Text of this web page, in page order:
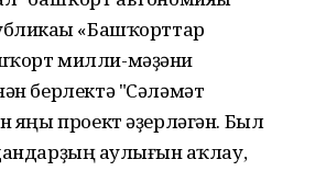
«Башҡорттар
милли-мәҙәни
берлектә "Сәләмәт
яңы проект әҙерләгән. Был
һаулығын һаҡлау,